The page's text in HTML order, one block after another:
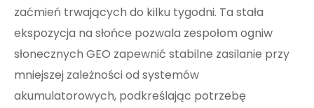
zaćmień trwających do kilku tygodni. Ta stała
ekspozycja na słońce pozwala zespołom ogniw
słonecznych GEO zapewnić stabilne zasilanie przy
mniejszej zależności od systemów
akumulatorowych, podkreślając potrzebę